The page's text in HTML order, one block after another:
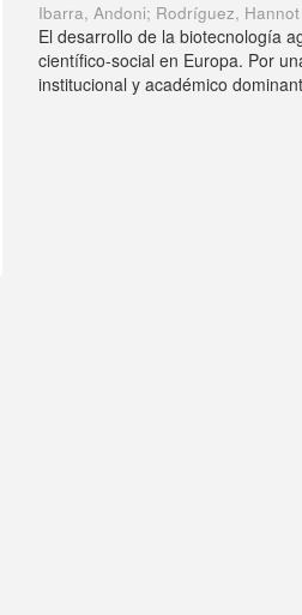
Ibarra, Andoni; Rodríguez, Hannot
El desarrollo de la biotecnología
científico-social en Europa. Por
institucional y académico